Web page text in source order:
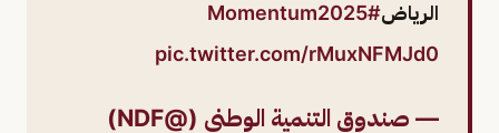
الرياض#Momentum2025
pic.twitter.com/rMuxNFMJd0
— صندوق التنمية الوطني (@NDF)